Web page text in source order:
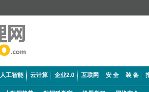
人工智能 云计算 企业2.0 互联网 安 全 装 备